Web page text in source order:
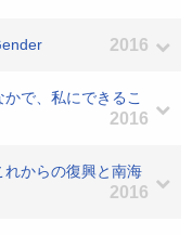
2016
で、私にできるこ
2016
からの復興と南海
2016